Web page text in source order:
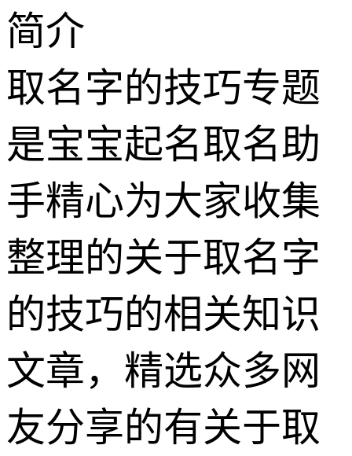
简介
取名字的技巧专题
是宝宝起名取名助
手精心为大家收集
整理的关于取名字
的技巧的相关知识
文章，精选众多网
友分享的有关于取